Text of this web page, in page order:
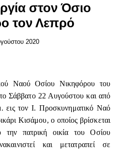
στον Όσιο
τον Λεπρό
2020
Ναού Οσίου Νικηφόρου του
Σάββατο 22 Αυγούστου και από
τον Ι. Προσκυνηματικό Ναό
Κισάμου, ο οποίος βρίσκεται
την πατρική οικία του Οσίου
και μετατραπεί σε